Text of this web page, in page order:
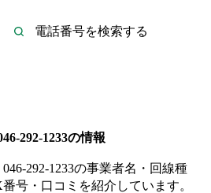
292-1233の情報
046-292-1233の事業者名・回線種
号・口コミを紹介しています。